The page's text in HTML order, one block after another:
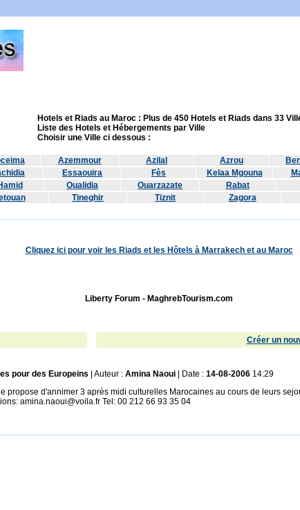
Hotels et Riads au Maroc : Plus de 450 Hotels et Riads dans 33
Liste des Hotels et Hébergements par Ville
Choisir une Ville ci dessous :
Azemmour Azilal Azrou
Essaouira Fès Kelaa Mgouna
Oualidia Ouarzazate Rabat
Tineghir Tiznit Zagora
Cliquez ici pour voir les Riads et les Hôtels à Marrakech et au Maroc
Liberty Forum - MaghrebTourism.com
Créer un
pour des Europeins | Auteur : Amina Naoui | Date : 14-08-2006 14:29
propose d'annimer 3 après midi culturelles Marocaines au cours de leurs
amina.naoui@voila.fr Tel: 00 212 66 93 35 04